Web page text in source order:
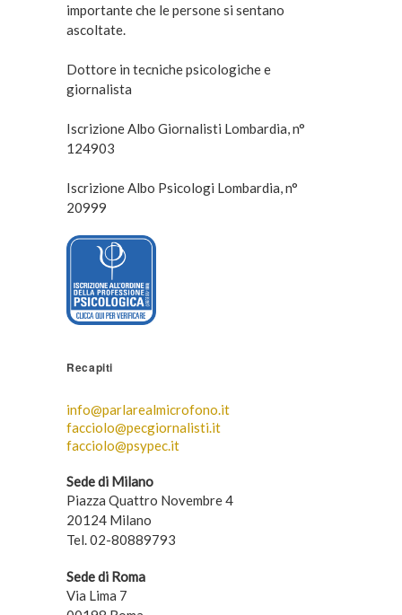
importante che le persone si sentano
ascoltate.
Dottore in tecniche psicologiche e
giornalista
Iscrizione Albo Giornalisti Lombardia, n°
124903
Iscrizione Albo Psicologi Lombardia, n°
20999
Recapiti
info@parlarealmicrofono.it
facciolo@pecgiornalisti.it
facciolo@psypec.it
Sede di Milano
Piazza Quattro Novembre 4
20124 Milano
Tel. 02-80889793
Sede di Roma
Via Lima 7